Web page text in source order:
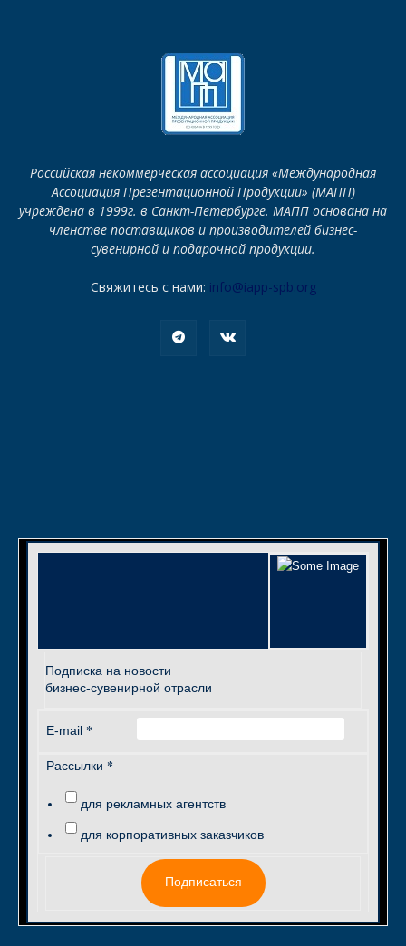
Российская некоммерческая ассоциация «Международная
Ассоциация Презентационной Продукции» (МАПП)
учреждена в 1999г. в Санкт-Петербурге. МАПП основана на
членстве поставщиков и производителей бизнес-
сувенирной и подарочной продукции.
Свяжитесь с нами: info@iapp-spb.org
Подписка на новости
бизнес-сувенирной отрасли
E-mail *
Рассылки *
для рекламных агентств
для корпоративных заказчиков
Подписаться